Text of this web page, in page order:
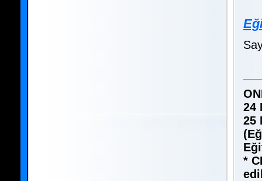
24
25
*